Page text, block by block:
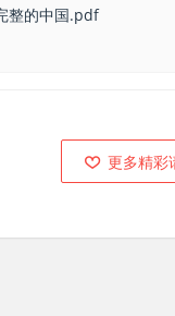
整的中国.pdf
更多精彩